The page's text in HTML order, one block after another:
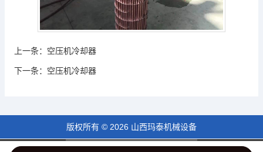
上一条： 空压机冷却器
下一条： 空压机冷却器
版权所有 © 2026 山西玛泰机械设备